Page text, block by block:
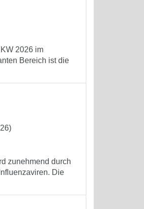
2026 im
Bereich ist die
zunehmend durch
Die